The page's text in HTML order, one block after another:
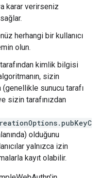
karar verirseniz
herhangi bir kullanıcı
olun.
tarafından kimlik bilgisi
sizin
sunucu tarafı
sizin tarafınızdan
olduğunu
yalnızca izin
kayıt olabilir.